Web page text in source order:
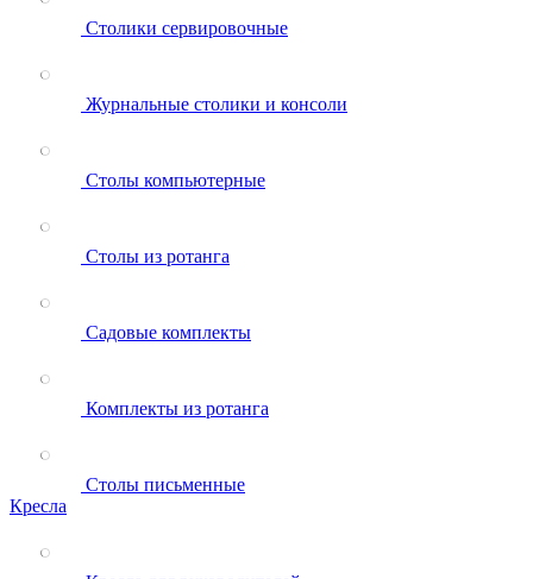
Столики сервировочные
Журнальные столики и консоли
Столы компьютерные
Столы из ротанга
Садовые комплекты
Комплекты из ротанга
Столы письменные
Кресла